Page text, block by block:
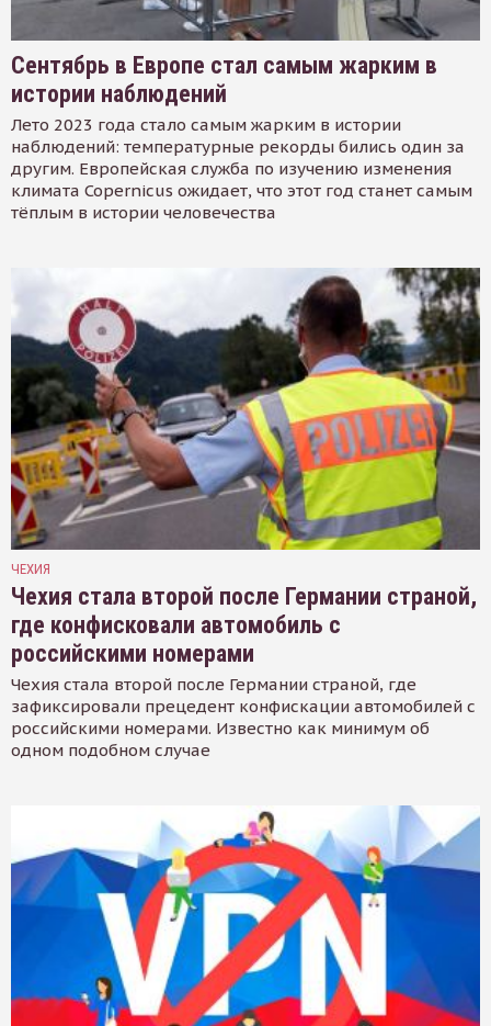
Сентябрь в Европе стал самым жарким в
истории наблюдений
Лето 2023 года стало самым жарким в истории
наблюдений: температурные рекорды бились один за
другим. Европейская служба по изучению изменения
климата Copernicus ожидает, что этот год станет самым
тёплым в истории человечества
ЧЕХИЯ
Чехия стала второй после Германии страной,
где конфисковали автомобиль с
российскими номерами
Чехия стала второй после Германии страной, где
зафиксировали прецедент конфискации автомобилей с
российскими номерами. Известно как минимум об
одном подобном случае